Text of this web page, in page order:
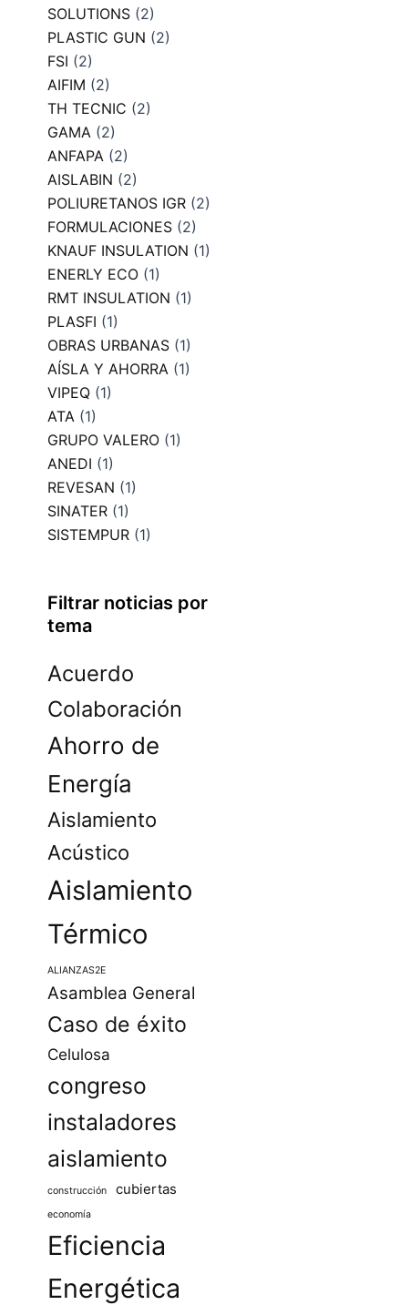
SOLUTIONS (2)
PLASTIC GUN (2)
FSI (2)
AIFIM (2)
TH TECNIC (2)
GAMA (2)
ANFAPA (2)
AISLABIN (2)
POLIURETANOS IGR (2)
FORMULACIONES (2)
KNAUF INSULATION (1)
ENERLY ECO (1)
RMT INSULATION (1)
PLASFI (1)
OBRAS URBANAS (1)
AÍSLA Y AHORRA (1)
VIPEQ (1)
ATA (1)
GRUPO VALERO (1)
ANEDI (1)
REVESAN (1)
SINATER (1)
SISTEMPUR (1)
Filtrar noticias por
tema
Acuerdo
Colaboración
Ahorro de
Energía
Aislamiento
Acústico
Aislamiento
Térmico
ALIANZAS2E
Asamblea General
Caso de éxito
Celulosa
congreso
instaladores
aislamiento
construcción cubiertas
economía
Eficiencia
Energética